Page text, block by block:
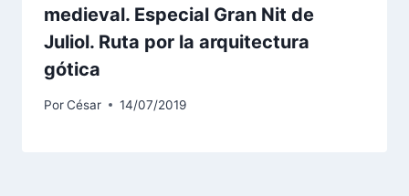
medieval. Especial Gran Nit de
Juliol. Ruta por la arquitectura
gótica
PorCésar 14/07/2019